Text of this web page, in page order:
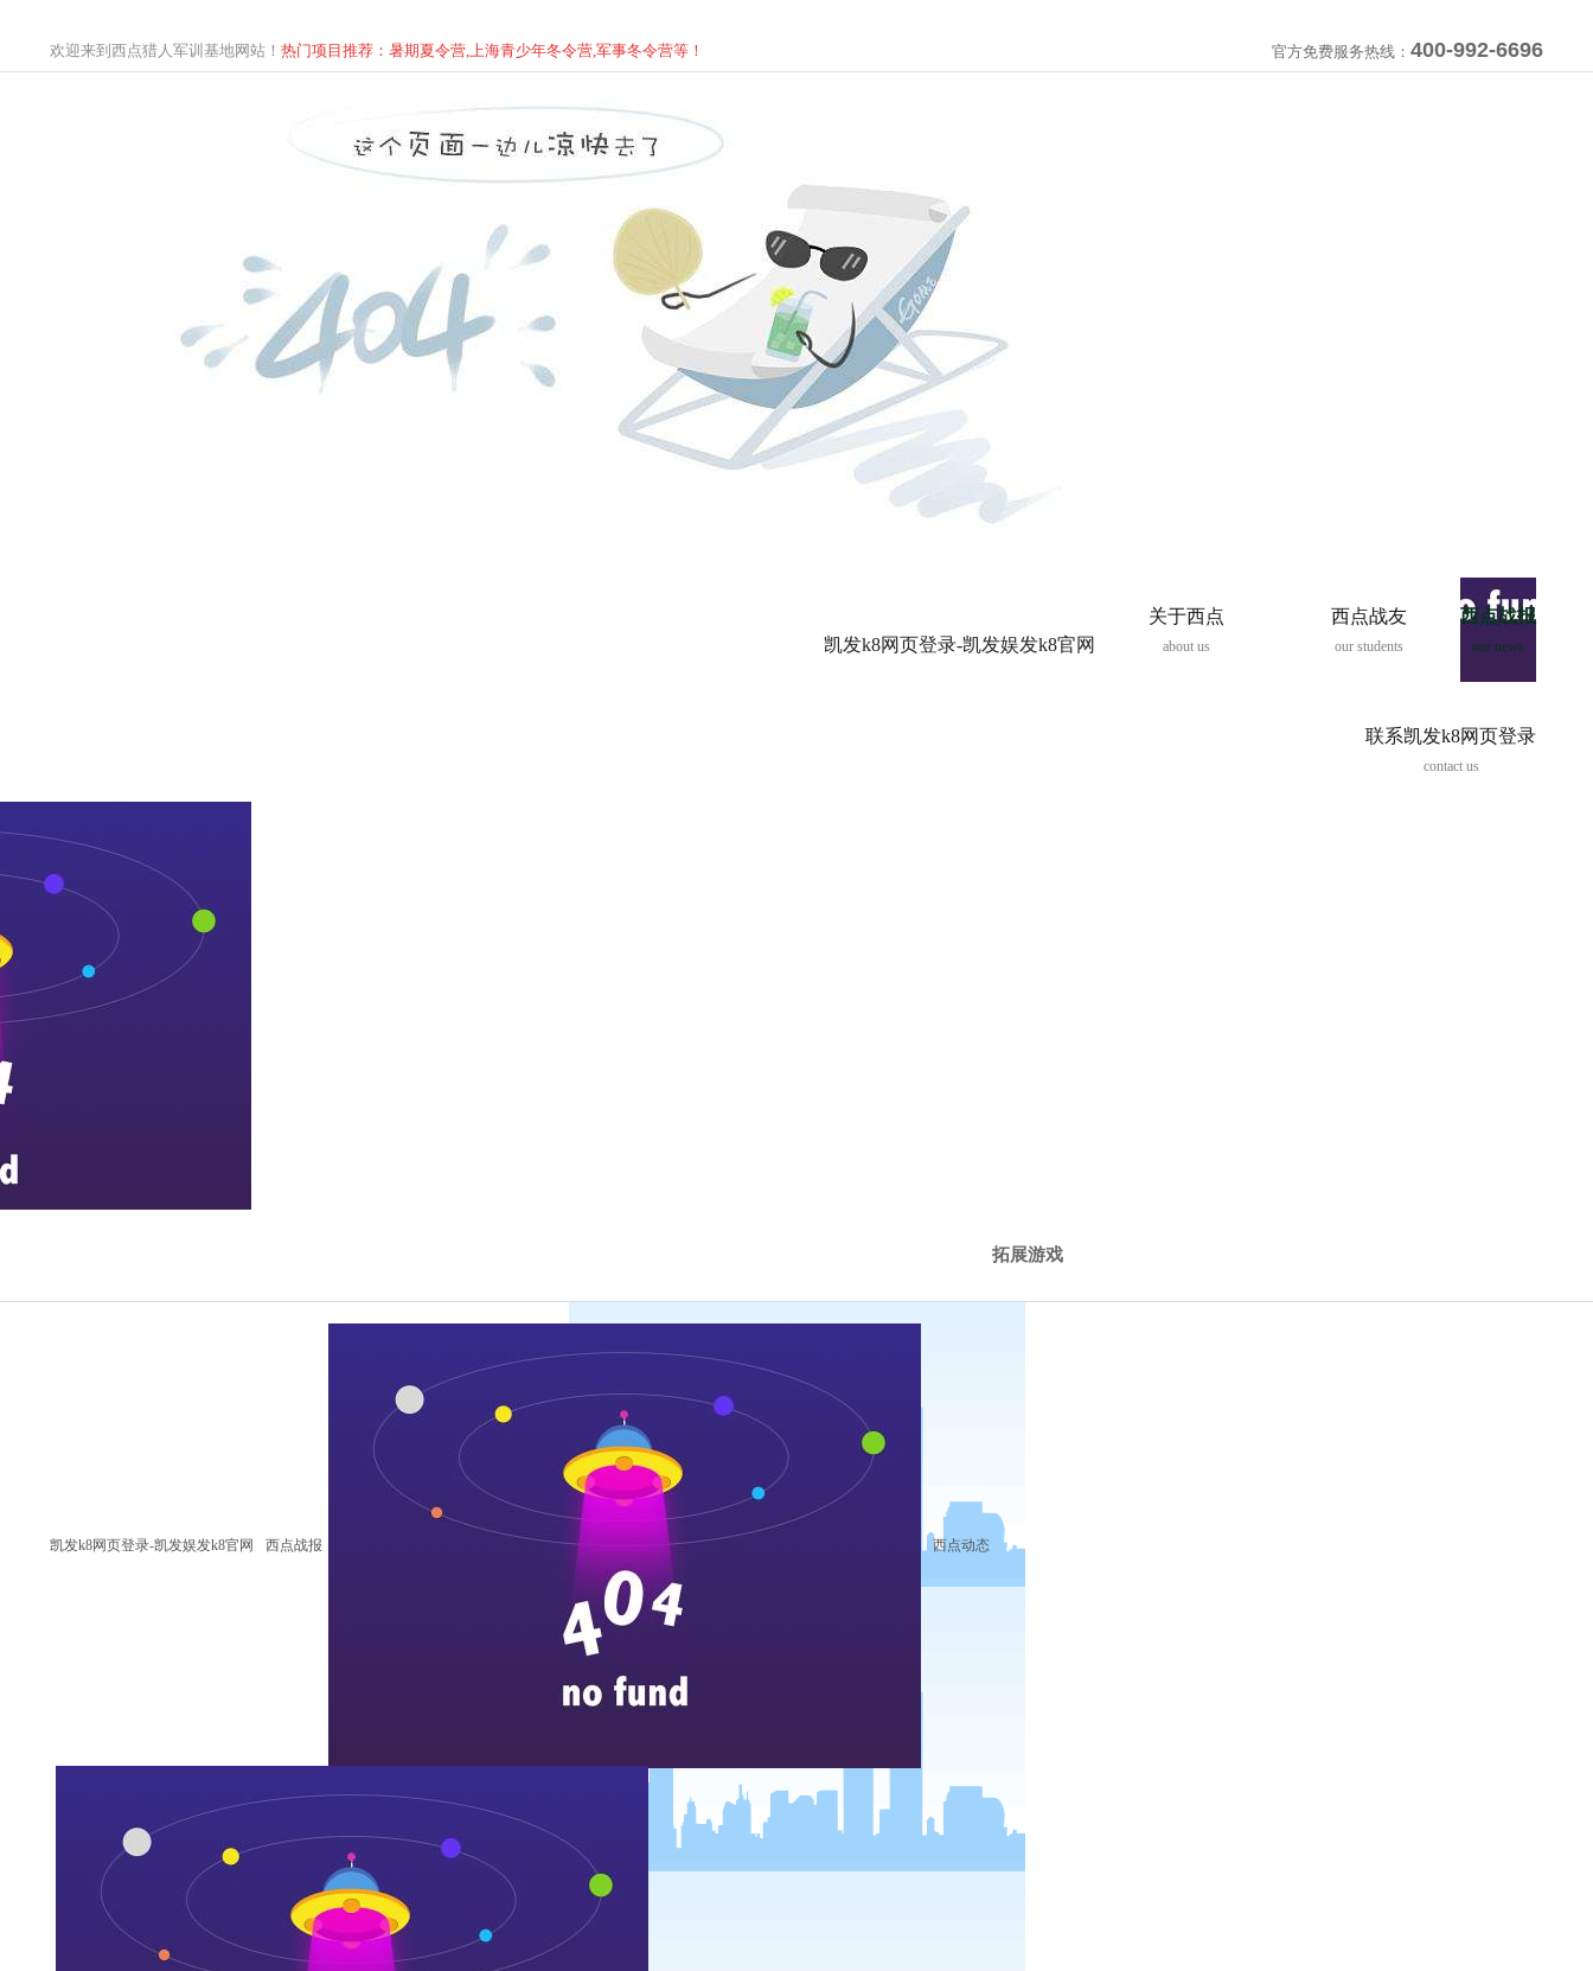
欢迎来到西点猎人军训基地网站！ 热门项目推荐：暑期夏令营,上海青少年冬令营,军事冬令营等！ 官方免费服务热线： 400-992-6696
凯发k8网页登录-凯发娱发k8官网
关于西点
about us
西点战友
our students
西点战报
our news
联系凯发k8网页登录
contact us
拓展游戏
历程下载
凯发k8网页登录-凯发娱发k8官网 西点战报 西点动态